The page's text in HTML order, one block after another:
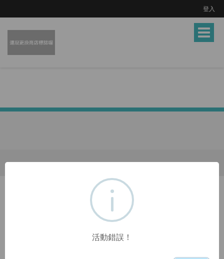
登入
Toggle
活動錯誤！